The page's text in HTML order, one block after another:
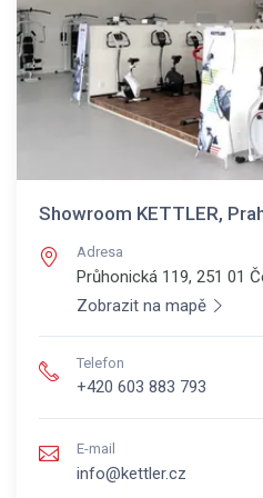
Showroom KETTLER,
Adresa
Průhonická 119, 251 01
Zobrazit na mapě
Telefon
+420 603 883 793
E-mail
info@kettler.cz